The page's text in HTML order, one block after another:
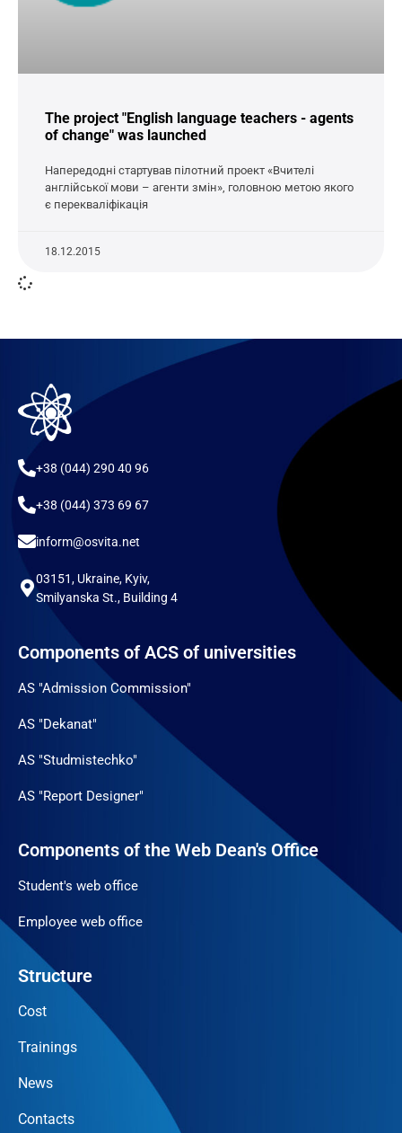
The project "English language teachers - agents
of change" was launched
Напередодні стартував пілотний проект «Вчителі
англійської мови – агенти змін», головною метою якого
є перекваліфікація
18.12.2015
+38 (044) 290 40 96
+38 (044) 373 69 67
inform@osvita.net
03151, Ukraine, Kyiv,
Smilyanska St., Building 4
Components of ACS of universities
AS "Admission Commission"
AS "Dekanat"
AS "Studmistechko"
AS "Report Designer"
Components of the Web Dean's Office
Student's web office
Employee web office
Structure
Cost
Trainings
News
Contacts